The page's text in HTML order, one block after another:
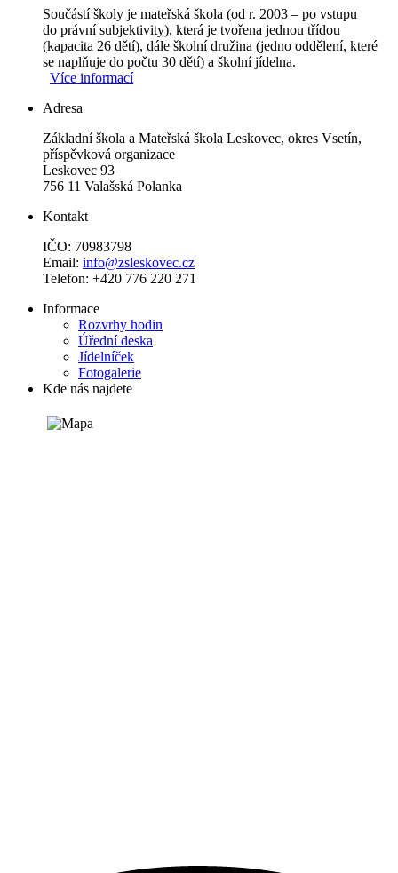
Součástí školy je mateřská škola (od r. 2003 – po vstupu
do právní subjektivity), která je tvořena jednou třídou
(kapacita 26 dětí), dále školní družina (jedno oddělení, které
se naplňuje do počtu 30 dětí) a školní jídelna.
Více informací
Adresa
Základní škola a Mateřská škola Leskovec, okres Vsetín,
příspěvková organizace
Leskovec 93
756 11 Valašská Polanka
Kontakt
IČO: 70983798
Email: info@zsleskovec.cz
Telefon: +420 776 220 271
Informace
Rozvrhy hodin
Úřední deska
Jídelníček
Fotogalerie
Kde nás najdete